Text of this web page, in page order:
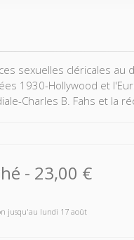
sexuelles cléricales
1930-Hollywood et
Charles B. Fahs et la
- 23,00 €
jusqu'au lundi 17 août